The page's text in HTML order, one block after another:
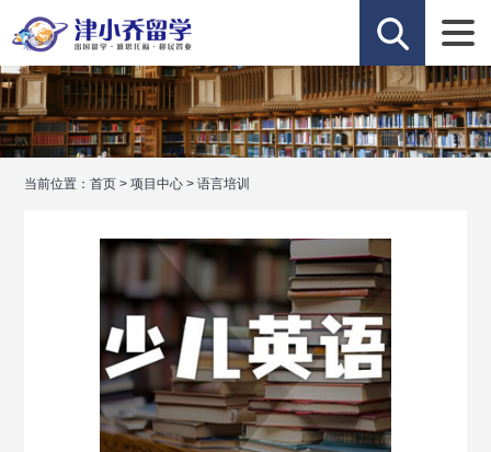
当前位置：首页 >项目中心 >语言培训